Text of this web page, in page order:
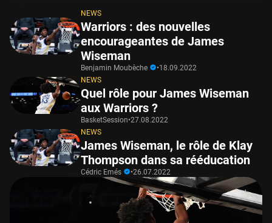
NEWS
Warriors : des nouvelles
encourageantes de James
Wiseman
Benjamin Moubèche •18.09.2022
NEWS
Quel rôle pour James Wiseman
aux Warriors ?
BasketSession•27.08.2022
NEWS
James Wiseman, le rôle de Klay
Thompson dans sa rééducation
Cédric Emés •26.07.2022